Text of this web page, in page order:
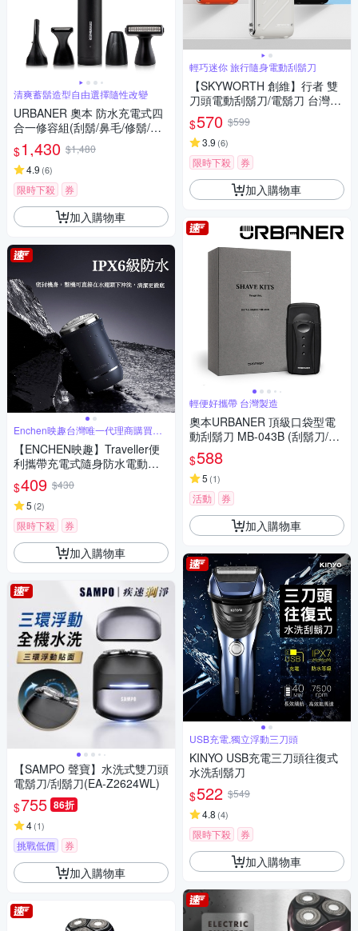
清爽蓄鬍造型自由選擇隨性改變
URBANER 奧本 防水充電式四
合一修容組(刮鬍/鼻毛/修鬍/修
容刀) MB-990 (電動刮鬍刀/電
動鼻毛刀/電動鼻毛剪/鼻毛/鼻毛
修剪器/電動鼻毛修剪器/修鬍
刀)
$1,430 $1,480
4.9 (6)
限時下殺 券
加入購物車
Enchen映趣台灣唯一代理商購買有
【ENCHEN映趣】Traveller便
利攜帶充電式隨身防水電動刮
鬍刀
$409 $430
5 (2)
限時下殺 券
加入購物車
【SAMPO 聲寶】水洗式雙刀頭
電鬍刀/刮鬍刀(EA-Z2624WL)
$755 86折
4(1)
挑戰低價 券
加入購物車
輕巧迷你 旅行隨身電動刮鬍刀
【SKYWORTH 創維】行者 雙
刀頭電動刮鬍刀/電鬍刀 台灣公
司貨(充電式/IPX7防水/全機水
洗/磁吸刀頭)
$570 $599
3.9 (6)
限時下殺 券
加入購物車
輕便好攜帶 台灣製造
奧本URBANER 頂級口袋型電
動刮鬍刀 MB-043B (刮鬍刀/電
鬍刀)
$588
5 (1)
活動 券
加入購物車
USB充電,獨立浮動三刀頭
KINYO USB充電三刀頭往復式
水洗刮鬍刀
$522 $549
4.8 (4)
限時下殺 券
加入購物車